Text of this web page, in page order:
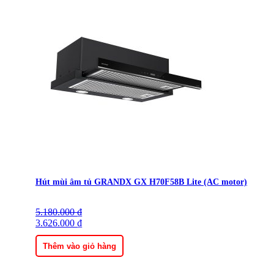
Hút mùi âm tủ GRANDX GX H70F58B Lite (AC motor)
5.180.000₫
Giá
gốc
là:
5.180.000 ₫.
3.626.000 ₫
Giá
hiện
tại
là:
3.626.000 ₫.
Thêm vào giỏ hàng